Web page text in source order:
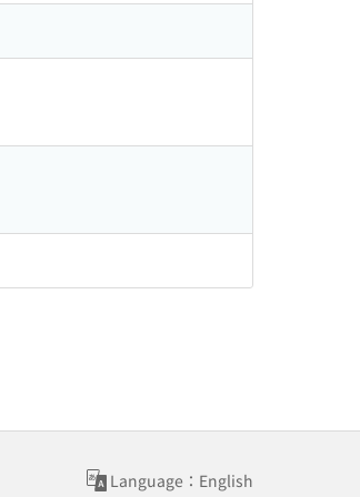
Language：English